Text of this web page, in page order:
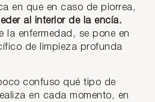
en que en caso de piorrea,
al interior de la encía.
la enfermedad, se pone en
de limpieza profunda
confuso qué tipo de
en cada momento, en